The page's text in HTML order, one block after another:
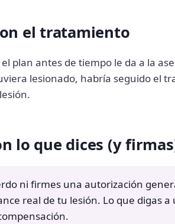
el tratamiento
plan antes de tiempo le da a la
lesionado, habría seguido el
lo que dices (y
ni firmes una autorización
real de tu lesión. Lo que digas